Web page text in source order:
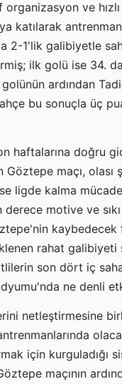
ve
katılarak
2-1'lik galibiyetle
ilk golü ise 34.
ardından
bu sonuçla üç
haftalarına doğru
maçı,
ligde kalma
motive ve
kaybedecek
rahat
son dört iç
ne denli
netleştirmesine
için kurguladığı
maçının